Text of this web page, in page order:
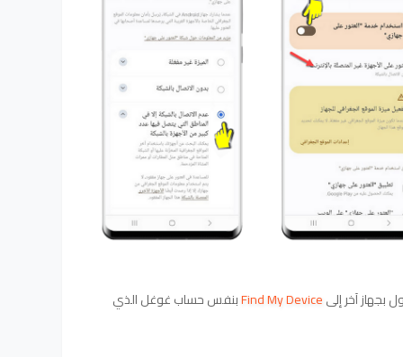
بجهاز آخر إلىFind My Deviceبنفس حساب غوغل الذي